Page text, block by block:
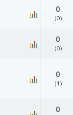
0
(0)
0
(0)
0
(1)
0